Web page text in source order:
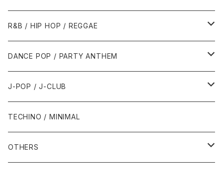
1991年
1995年
1996年
2000年
2001年
2005年
2010年代
2010年
2011年
1995年
1999年
2000年
2001年
2005年
1986年・以前
1987年
1990年代
1990年
1991年
2000年代
1990年代
1990年
1991年
2000年代
2000年
2001年
R&B / HIP HOP / REGGAE
1980年代
1985年・以前
1986年
1990年代
1990年
1991年
2000年代
2000年
DANCE POP / PARTY ANTHEM
1980年代
1988年・以前
1989年
1990年代
1990年
2000年代
J-POP / J-CLUB
1980年代
1990年代
TECHINO / MINIMAL
OTHERS